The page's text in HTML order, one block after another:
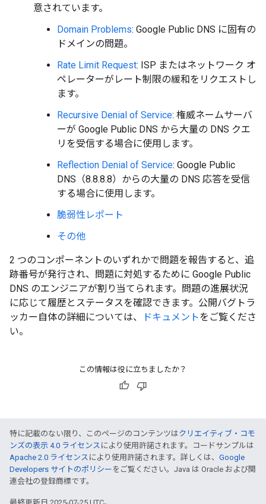
意されています。
Domain Problems: Google Public DNS に固有の
ドメインの問題。
Rate Limit Request: ISP またはネットワーク オ
ペレーターがレート制限の緩和をリクエストし
ます。
Recursive Denial of Service: 権威ネームサーバ
ーが Google Public DNS から大量の DNS クエ
リを受信する場合に使用します。
Reflection Denial of Service: Google Public
DNS（8.8.8.8）からの大量の DNS 応答を受信
する場合に使用します。
脆弱性レポート
その他
2 つのコンポーネントのいずれかで問題を報告すると、追
跡番号が発行され、問題に対処するために Google Public
DNS のエンジニアが割り当てられます。問題の進展状況
に応じて履歴とステータスを確認できます。公開バグトラ
ッカー自体の詳細については、
ドキュメントをご覧くださ
い。
この情報は役に立ちましたか？
特に記載のない限り、このページのコンテンツはクリエイティブ・コモ
ンズの表示 4.0 ライセンス により使用許諾されます。コードサンプルは
Apache 2.0 ライセンス により使用許諾されます。詳しくは、 Google
Developers サイトのポリシー をご覧ください。Java は Oracle および関
連会社の登録商標です。